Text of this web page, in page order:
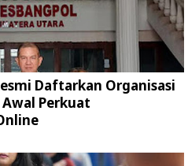
Daftarkan Organisasi
Perkuat